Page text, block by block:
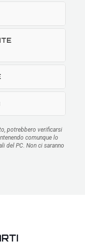
potrebbero verificarsi
comunque lo
del PC. Non ci saranno